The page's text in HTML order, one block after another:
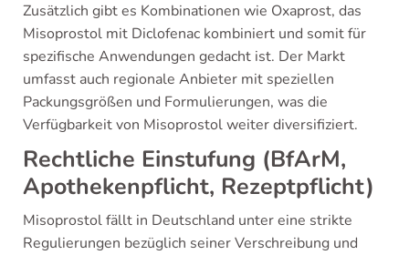
Zusätzlich gibt es Kombinationen wie Oxaprost, das
Misoprostol mit Diclofenac kombiniert und somit für
spezifische Anwendungen gedacht ist. Der Markt
umfasst auch regionale Anbieter mit speziellen
Packungsgrößen und Formulierungen, was die
Verfügbarkeit von Misoprostol weiter diversifiziert.
Rechtliche Einstufung (BfArM,
Apothekenpflicht, Rezeptpflicht)
Misoprostol fällt in Deutschland unter eine strikte
Regulierungen bezüglich seiner Verschreibung und